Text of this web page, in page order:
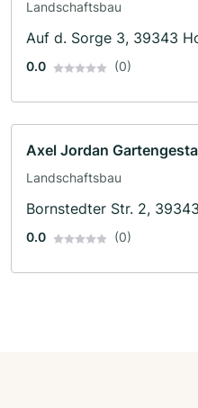
Landschaftsbau
Auf d. Sorge 3, 39343
0.0 (0)
Axel Jordan
Landschaftsbau
Bornstedter Str. 2,
0.0 (0)